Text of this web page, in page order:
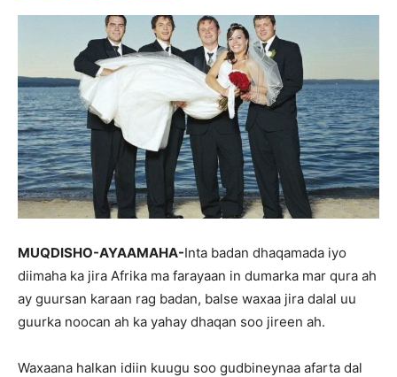
MUQDISHO-AYAAMAHA-Inta badan dhaqamada iyo
diimaha ka jira Afrika ma farayaan in dumarka mar qura ah
ay guursan karaan rag badan, balse waxaa jira dalal uu
guurka noocan ah ka yahay dhaqan soo jireen ah.
Waxaana halkan idiin kuugu soo gudbineynaa afarta dal